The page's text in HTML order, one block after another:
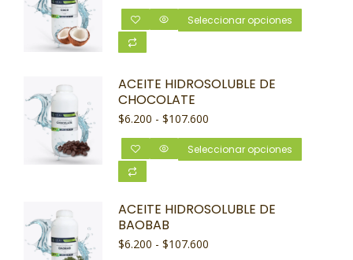
Seleccionar opciones
ACEITE HIDROSOLUBLE DE
CHOCOLATE
$6.200 - $107.600
Seleccionar opciones
ACEITE HIDROSOLUBLE DE
BAOBAB
$6.200 - $107.600